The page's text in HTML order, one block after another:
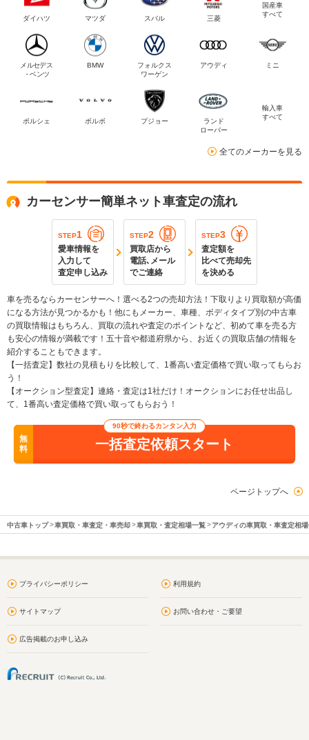
ダイハツ マツダ スバル 三菱
国産車
すべて
メルセデス
・ベンツ
BMW
フォルクス
ワーゲン
アウディ ミニ
ポルシェ ボルボ プジョー
ランド
ローバー
輸入車
すべて
全てのメーカーを見る
カーセンサー簡単ネット車査定の流れ
STEP1
愛車情報を
入力して
査定申し込み
STEP2
買取店から
電話､メール
でご連絡
STEP3
査定額を
比べて売却先
を決める
車を売るならカーセンサーへ！選べる2つの売却方法！下取りより買取額が高価
になる方法が見つかるかも！他にもメーカー、車種、ボディタイプ別の中古車
の買取情報はもちろん、買取の流れや査定のポイントなど、初めて車を売る方
も安心の情報が満載です！五十音や都道府県から、お近くの買取店舗の情報を
紹介することもできます。
【一括査定】数社の見積もりを比較して、1番高い査定価格で買い取ってもらお
う！
【オークション型査定】連絡・査定は1社だけ！オークションにお任せ出品し
て、1番高い査定価格で買い取ってもらおう！
無
料
90秒で終わるカンタン入力
一括査定依頼スタート
ページトップへ
中古車トップ 車買取・車査定・車売却 車買取・査定相場一覧 アウディの車買取・車査定相
プライバシーポリシー 利用規約
サイトマップ お問い合わせ・ご要望
広告掲載のお申し込み